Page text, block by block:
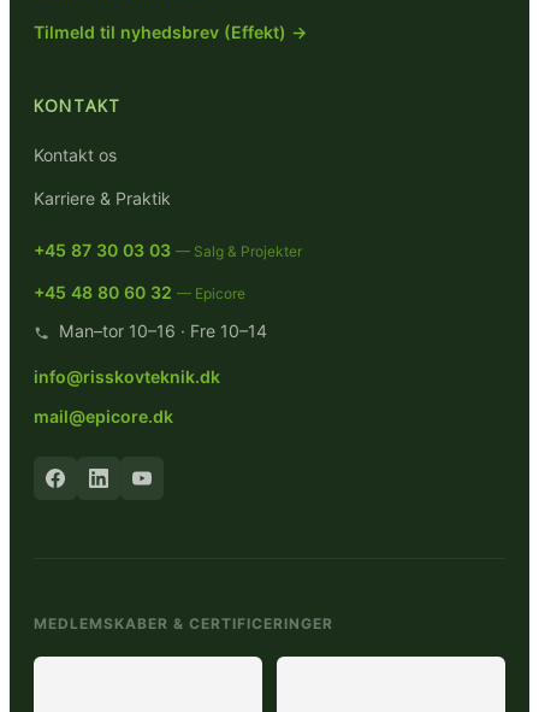
Tilmeld til nyhedsbrev (Effekt) →
KONTAKT
Kontakt os
Karriere & Praktik
+45 87 30 03 03 — Salg & Projekter
+45 48 80 60 32 — Epicore
Man–tor 10–16 · Fre 10–14
info@risskovteknik.dk
mail@epicore.dk
MEDLEMSKABER & CERTIFICERINGER